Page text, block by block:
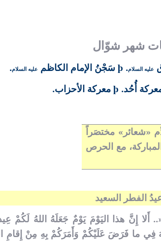
شهر شوّال
عليه السلام.
þ سَجْنُ الإمام الكاظم عليه السلام.
أُحُد. þ معركة الأحزاب.
«شعائر» مختصَراً
مع الحرص
الفطر السعيد
أَلا إِنَّ هذا اليَوْمَ يَوْمٌ جَعَلَهُ اللهُ لَكُمْ
فِي ما فَرَضَ عَلَيْكُمْ وَأَمَرَكُمْ بِهِ مِنْ إِقامِ